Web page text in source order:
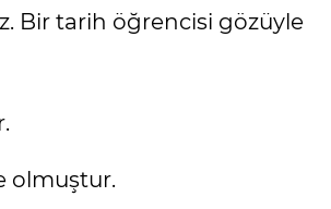
Bir tarih öğrencisi gözüyle
olmuştur.